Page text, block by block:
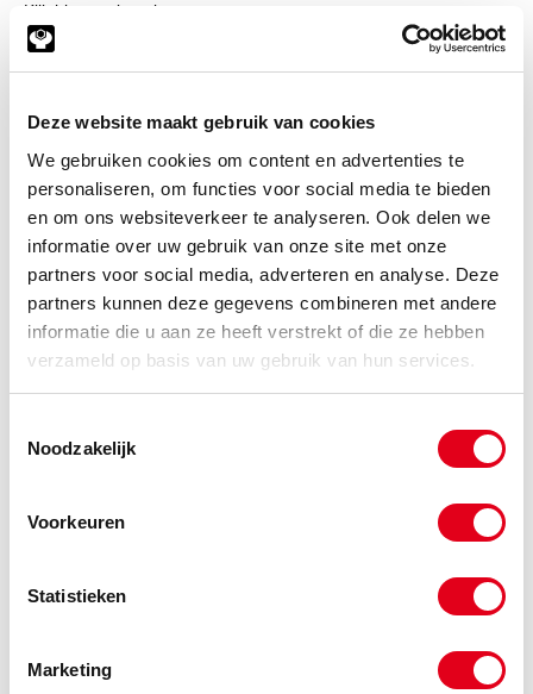
Deze website maakt gebruik van cookies
We gebruiken cookies om content en advertenties te
personaliseren, om functies voor social media te bieden
en om ons websiteverkeer te analyseren. Ook delen we
informatie over uw gebruik van onze site met onze
partners voor social media, adverteren en analyse. Deze
partners kunnen deze gegevens combineren met andere
informatie die u aan ze heeft verstrekt of die ze hebben
verzameld op basis van uw gebruik van hun services.
Noodzakelijk
Voorkeuren
Statistieken
Marketing
Klik hier om in te loggen
Heeft u nog geen account?
Code Omschrijving
Info Eenheid
Netto prijs
8932404100
740 Serie Adapter M12x1,0
Info Stuks